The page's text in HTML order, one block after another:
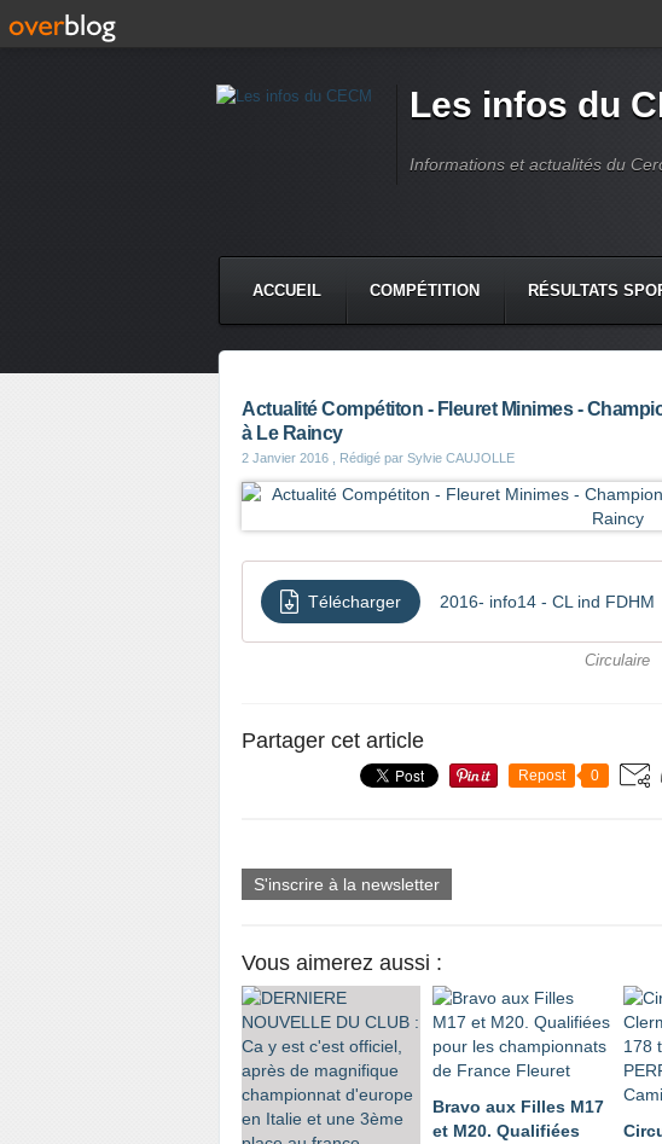
Les infos du
Informations et actualités du
ACCUEIL COMPÉTITION RÉSULTATS
Actualité Compétiton - Fleuret Minimes -
à Le Raincy
2 Janvier 2016 , Rédigé par Sylvie CAUJOLLE
Télécharger 2016- info14 - CL ind FDHM
Circulaire
Partager cet article
Repost 0
S'inscrire à la newsletter
Vous aimerez aussi :
Bravo aux Filles M17
et M20. Qualifiées